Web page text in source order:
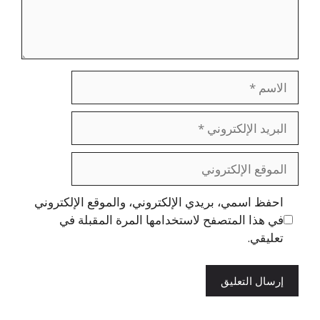
الاسم
البريد
الإلكتروني
الموقع
الإلكتروني
احفظ اسمي، بريدي الإلكتروني، والموقع الإلكتروني
في هذا المتصفح لاستخدامها المرة المقبلة في
تعليقي.